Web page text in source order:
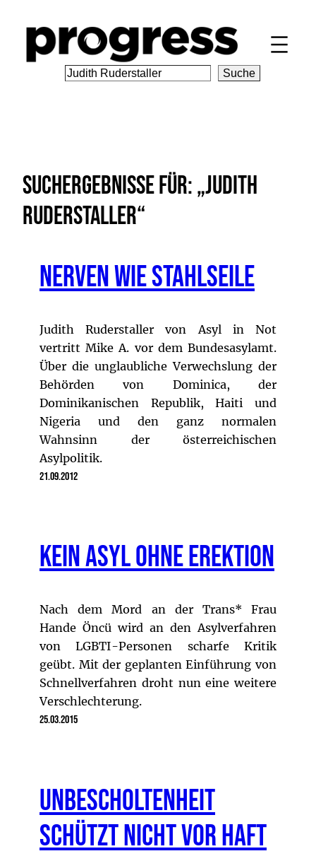
Inhalt
springen
S
Suche
Suchergebnisse für: „Judith
Ruderstaller“
Nerven wie Stahlseile
Judith Ruderstaller von Asyl in Not
vertritt Mike A. vor dem Bundesasylamt.
Über die unglaubliche Verwechslung der
Behörden von Dominica, der
Dominikanischen Republik, Haiti und
Nigeria und den ganz normalen
Wahnsinn der österreichischen
Asylpolitik.
21.09.2012
Kein Asyl ohne Erektion
Nach dem Mord an der Trans* Frau
Hande Öncü wird an den Asylverfahren
von LGBTI-Personen scharfe Kritik
geübt. Mit der geplanten Einführung von
Schnellverfahren droht nun eine weitere
Verschlechterung.
25.03.2015
Unbescholtenheit
schützt nicht vor Haft